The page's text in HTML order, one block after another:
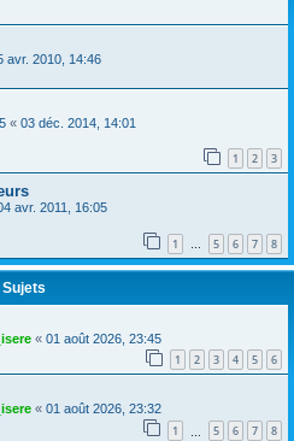
avr. 2010, 14:46
« 03 déc. 2014, 14:01
1 2 3
avr. 2011, 16:05
1 … 5 6 7 8
Sujets
« 01 août 2026, 23:45
1 2 3 4 5 6
« 01 août 2026, 23:32
1 5 6 7 8